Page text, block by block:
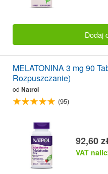
Dodaj
MELATONINA 3 mg 90
Rozpuszczanie)
od Natrol
(95)
92,60
VAT